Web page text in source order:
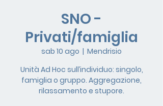
SNO -
Privati/famiglia
sab 10 ago
  |
Mendrisio
Unità Ad Hoc sull’individuo: singolo,
famiglia o gruppo. Aggregazione,
rilassamento e stupore.